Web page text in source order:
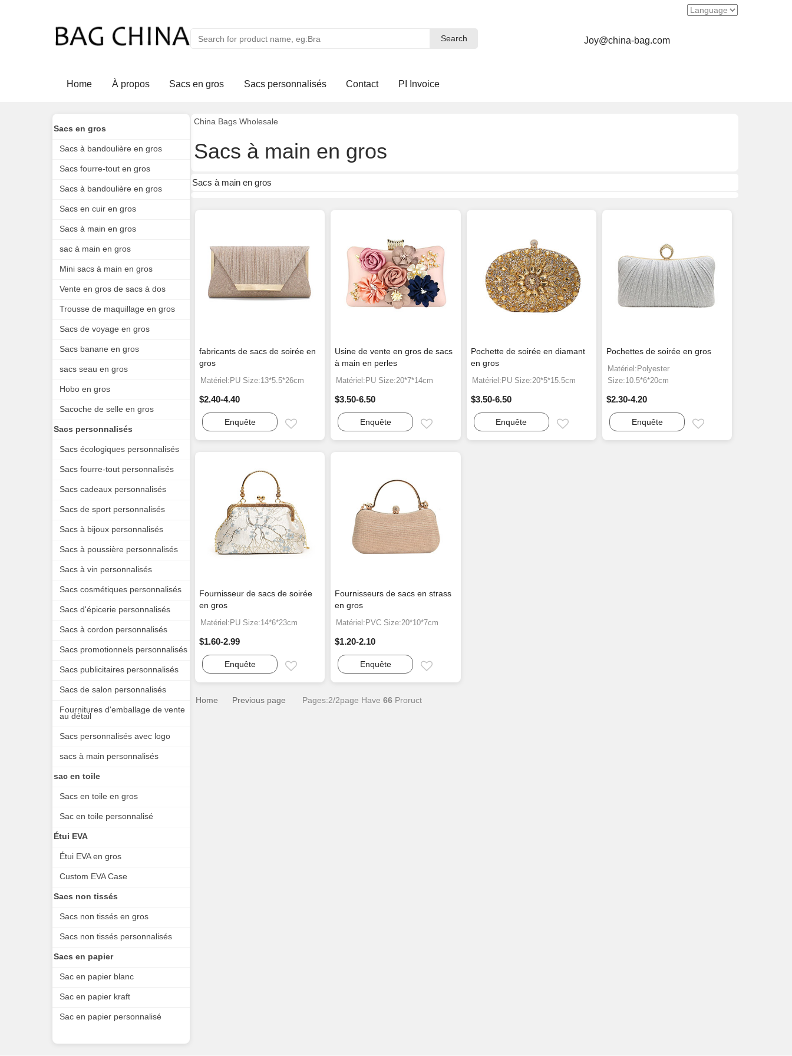
Search
Search Joy@china-bag.com
Home À propos Sacs en gros Sacs personnalisés Contact PI Invoice
China Bags Wholesale
Sacs à main en gros
Sacs à main en gros
fabricants de sacs de soirée en
gros
Matériel:PU Size:13*5.5*26cm
$2.40-4.40
Enquête
Usine de vente en gros de sacs
à main en perles
Matériel:PU Size:20*7*14cm
$3.50-6.50
Enquête
Pochette de soirée en diamant
en gros
Matériel:PU Size:20*5*15.5cm
$3.50-6.50
Enquête Email
Pochettes de soirée en gros
Matériel:Polyester
Size:10.5*6*20cm
$2.30-4.20
Enquête
Fournisseur de sacs de soirée
en gros
Matériel:PU Size:14*6*23cm
$1.60-2.99
Enquête
Fournisseurs de sacs en strass
en gros
Matériel:PVC Size:20*10*7cm
$1.20-2.10
Enquête
Home Previous page Pages:2/2page Have66 Proruct
Sacs en gros
Sacs à bandoulière en gros
Sacs fourre-tout en gros
Sacs à bandoulière en gros
Sacs en cuir en gros
Sacs à main en gros
sac à main en gros
Mini sacs à main en gros
Vente en gros de sacs à dos
Trousse de maquillage en gros
Sacs de voyage en gros
Sacs banane en gros
sacs seau en gros
Hobo en gros
Sacoche de selle en gros
Sacs personnalisés
Sacs écologiques personnalisés
Sacs fourre-tout personnalisés
Sacs cadeaux personnalisés
Sacs de sport personnalisés
Sacs à bijoux personnalisés
Sacs à poussière personnalisés
Sacs à vin personnalisés
Sacs cosmétiques personnalisés
Sacs d'épicerie personnalisés
Sacs à cordon personnalisés
Sacs promotionnels personnalisés
Sacs publicitaires personnalisés
Sacs de salon personnalisés
Fournitures d'emballage de vente
au détail
Sacs personnalisés avec logo
sacs à main personnalisés
sac en toile
Sacs en toile en gros
Sac en toile personnalisé
Étui EVA
Étui EVA en gros
Custom EVA Case
Sacs non tissés
Sacs non tissés en gros
Sacs non tissés personnalisés
Sacs en papier
Sac en papier blanc
Sac en papier kraft
Sac en papier personnalisé